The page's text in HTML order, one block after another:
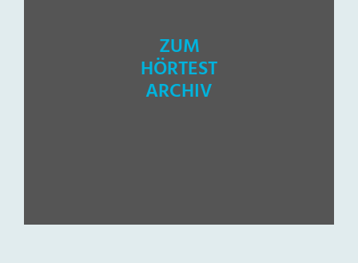
ZUM
HÖRTEST
ARCHIV